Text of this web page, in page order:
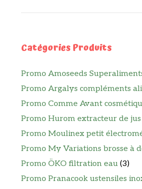
Catégories Produits
Promo Amoseeds
Promo Argalys compléments
Promo Comme Avant
Promo Hurom extracteur de jus
Promo Moulinex petit
Promo My Variations brosse à
Promo ÖKO filtration eau (3)
Promo Pranacook ustensiles